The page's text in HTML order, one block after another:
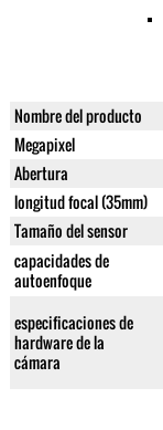
Nombre del producto
Megapixel
Abertura
longitud focal (35mm)
Tamaño del sensor
capacidades de
autoenfoque
especificaciones de
hardware de la
cámara